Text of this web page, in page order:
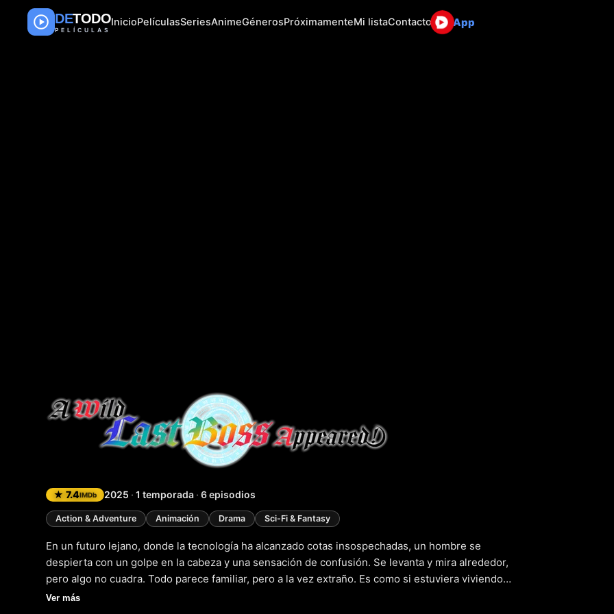
DETODO
PELÍCULAS
InicioPelículasSeriesAnimeGénerosPróximamenteMi listaContacto App
A Wild Last Boss
★ 7.4IMDb 2025 · 1 temporada · 6 episodios
Action & Adventure Animación Drama Sci-Fi & Fantasy
En un futuro lejano, donde la tecnología ha alcanzado cotas insospechadas, un hombre se
despierta con un golpe en la cabeza y una sensación de confusión. Se levanta y mira alrededor,
pero algo no cuadra. Todo parece familiar, pero a la vez extraño. Es como si estuviera viviendo
una vida que no es la suya. Mientras intenta recordar quién es y cómo llegó allí, se da cuenta de
Ver más